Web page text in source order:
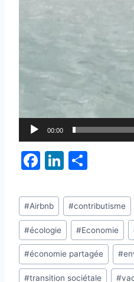
00:00
F
c
e
b
o
o
Li
k
e
dI
n
ta
g
er
Étiquettes
de
la
publication :
#Airbnb #contributisme
#écologie #Economie
#économie partagée #
#transition sociétale #